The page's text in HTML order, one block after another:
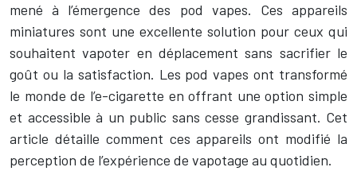
mené à l’émergence des pod vapes. Ces appareils
miniatures sont une excellente solution pour ceux qui
souhaitent vapoter en déplacement sans sacrifier le
goût ou la satisfaction. Les pod vapes ont transformé
le monde de l’e-cigarette en offrant une option simple
et accessible à un public sans cesse grandissant. Cet
article détaille comment ces appareils ont modifié la
perception de l’expérience de vapotage au quotidien.